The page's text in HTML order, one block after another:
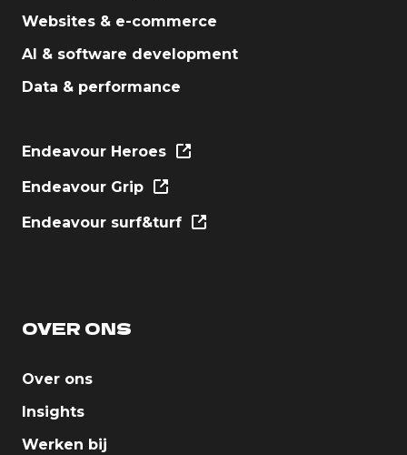
Websites & e-commerce
AI & software development
Data & performance
Endeavour Heroes
Endeavour Grip
Endeavour surf&turf
OVER ONS
Over ons
Insights
Werken bij